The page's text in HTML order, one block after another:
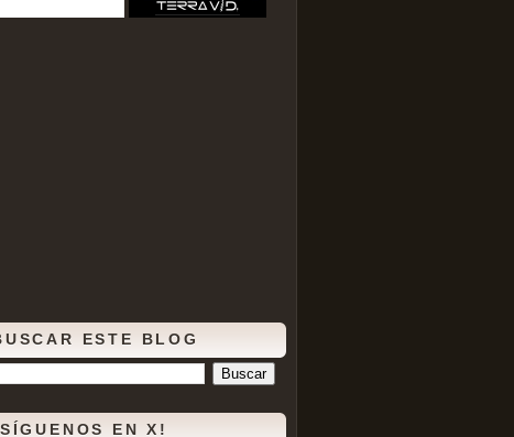
ESTE BLOG
EN X!